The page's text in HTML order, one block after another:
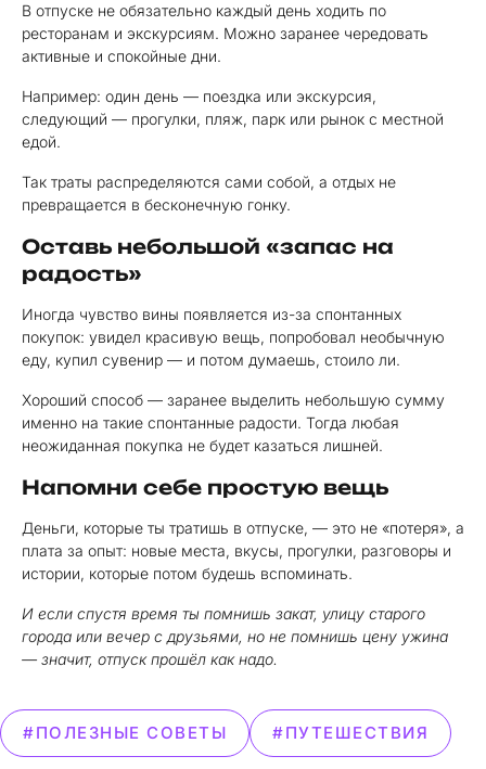
В отпуске не обязательно каждый день ходить по
ресторанам и экскурсиям. Можно заранее чередовать
активные и спокойные дни.
Например: один день — поездка или экскурсия,
следующий — прогулки, пляж, парк или рынок с местной
едой.
Так траты распределяются сами собой, а отдых не
превращается в бесконечную гонку.
Оставь небольшой «запас на
радость»
Иногда чувство вины появляется из-за спонтанных
покупок: увидел красивую вещь, попробовал необычную
еду, купил сувенир — и потом думаешь, стоило ли.
Хороший способ — заранее выделить небольшую сумму
именно на такие спонтанные радости. Тогда любая
неожиданная покупка не будет казаться лишней.
Напомни себе простую вещь
Деньги, которые ты тратишь в отпуске, — это не «потеря», а
плата за опыт: новые места, вкусы, прогулки, разговоры и
истории, которые потом будешь вспоминать.
И если спустя время ты помнишь закат, улицу старого
города или вечер с друзьями, но не помнишь цену ужина
— значит, отпуск прошёл как надо.
#ПОЛЕЗНЫЕ СОВЕТЫ #ПУТЕШЕСТВИЯ